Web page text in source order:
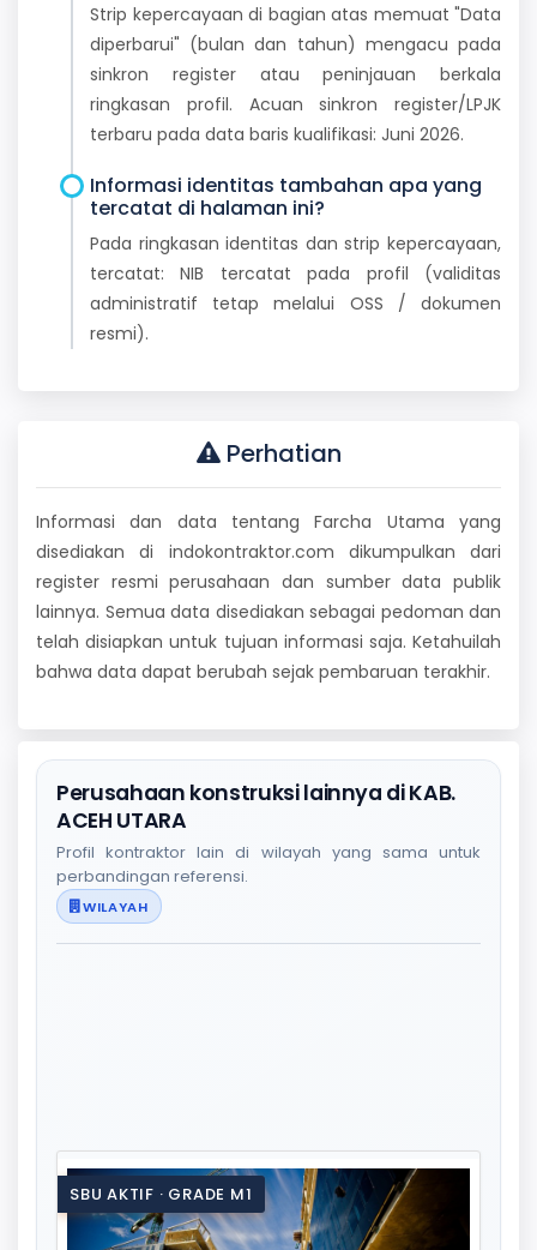
Strip kepercayaan di bagian atas memuat "Data
diperbarui" (bulan dan tahun) mengacu pada
sinkron register atau peninjauan berkala
ringkasan profil. Acuan sinkron register/LPJK
terbaru pada data baris kualifikasi: Juni 2026.
Informasi identitas tambahan apa yang
tercatat di halaman ini?
Pada ringkasan identitas dan strip kepercayaan,
tercatat: NIB tercatat pada profil (validitas
administratif tetap melalui OSS / dokumen
resmi).
Perhatian
Informasi dan data tentang Farcha Utama yang
disediakan di indokontraktor.com dikumpulkan dari
register resmi perusahaan dan sumber data publik
lainnya. Semua data disediakan sebagai pedoman dan
telah disiapkan untuk tujuan informasi saja. Ketahuilah
bahwa data dapat berubah sejak pembaruan terakhir.
Perusahaan konstruksi lainnya di KAB.
ACEH UTARA
Profil kontraktor lain di wilayah yang sama untuk
perbandingan referensi.
WILAYAH
SBU AKTIF · GRADE M1